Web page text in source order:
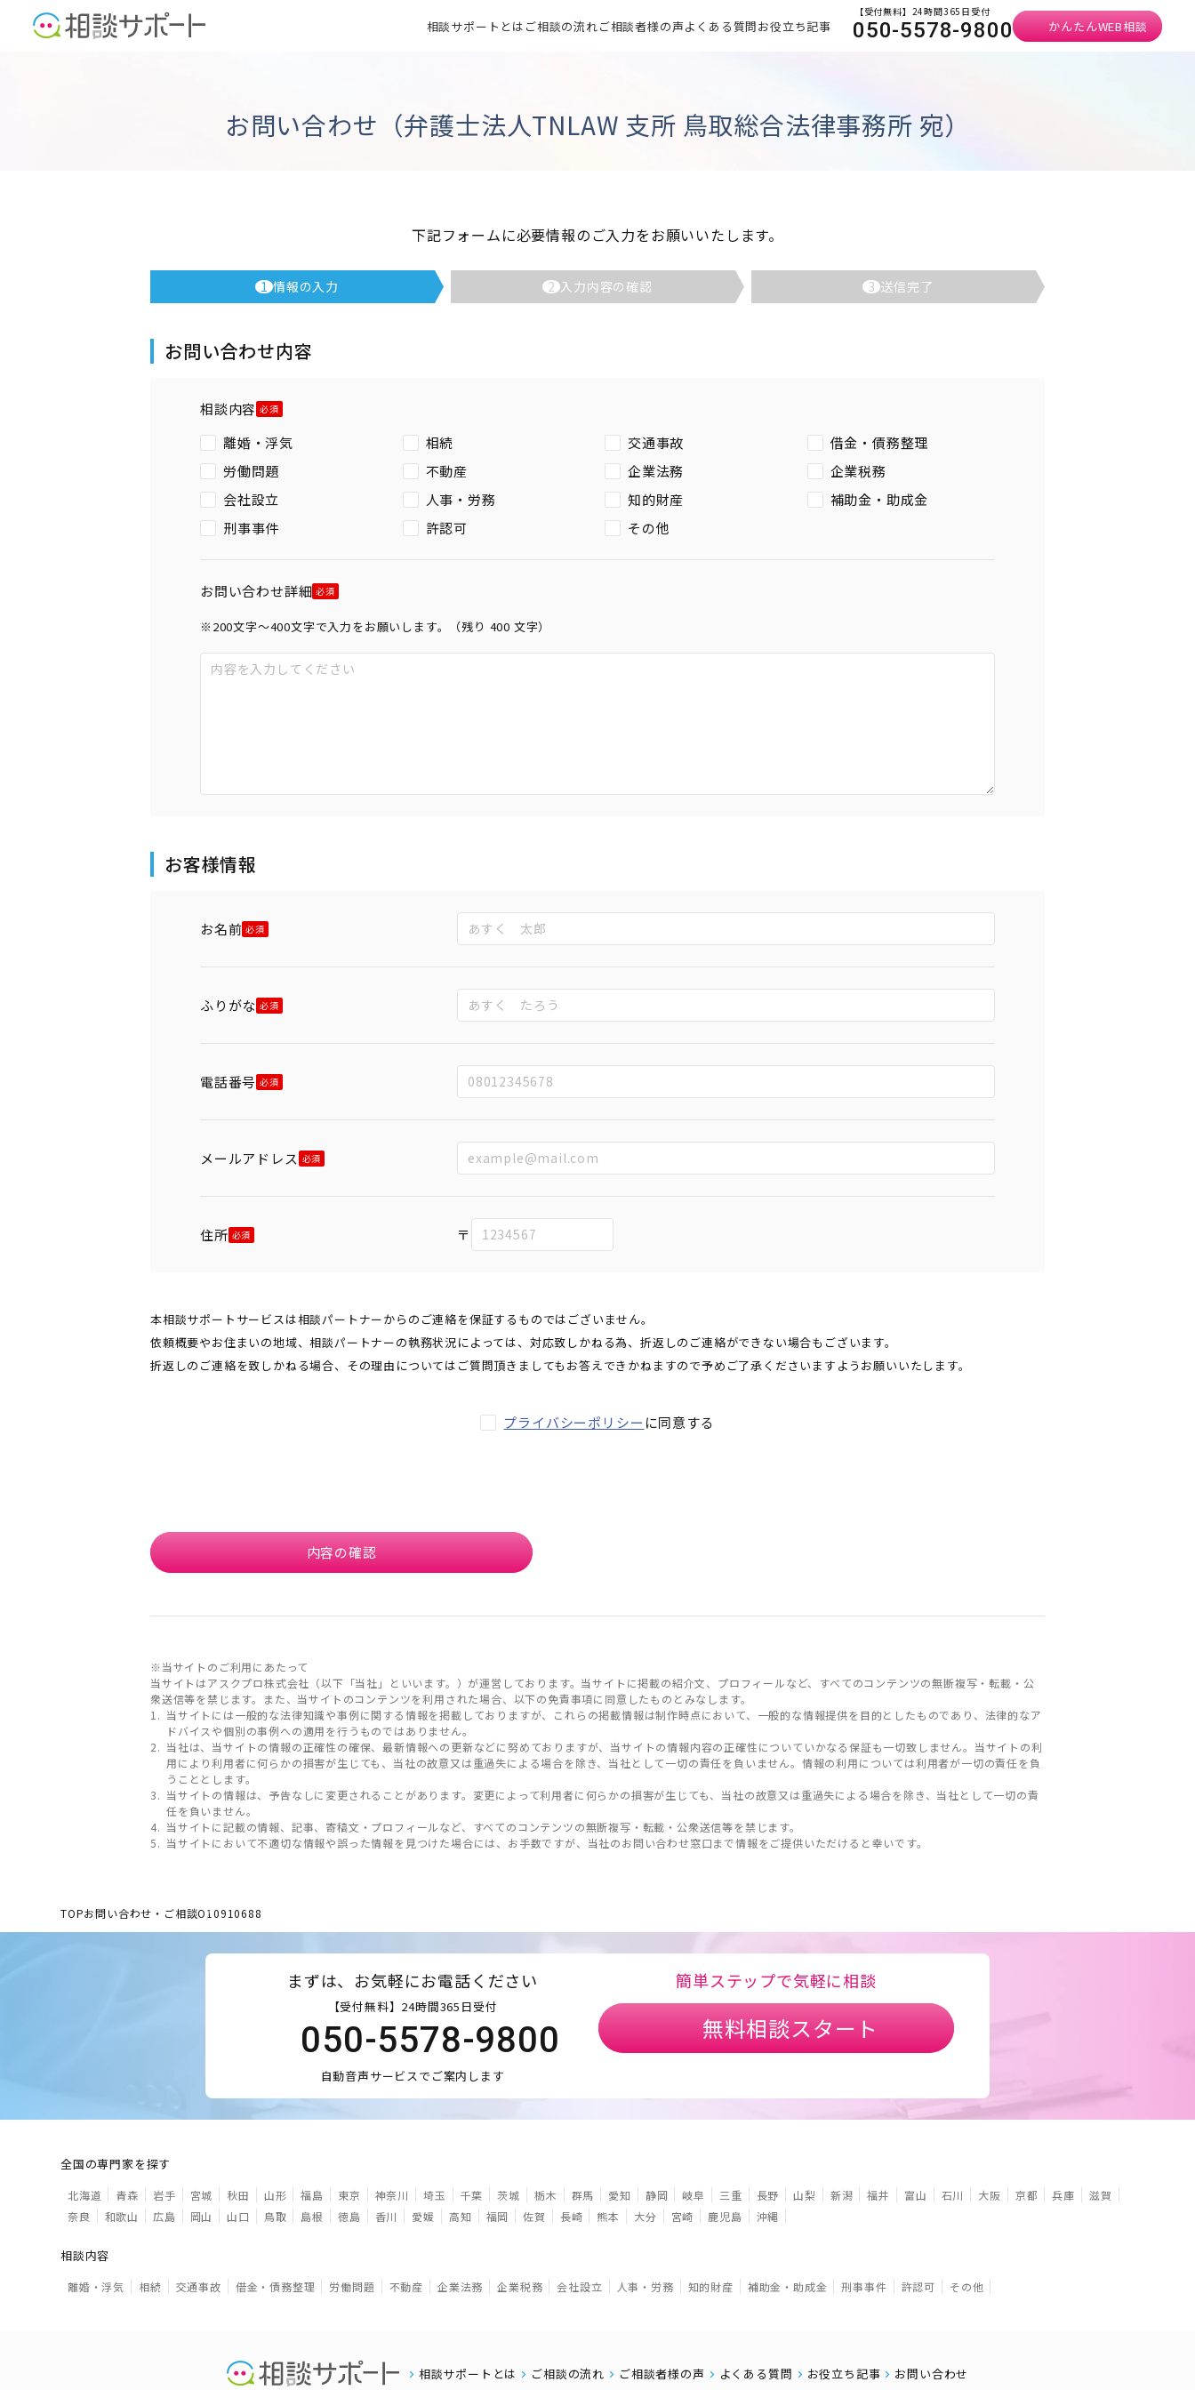
相談サポートとは ご相談の流れご相談者様の声よくある質問お役立ち記事
【受付無料】24時間365日受付
050-5578-9800 かんたんWEB相談
お問い合わせ（弁護士法人TNLAW 支所 鳥取総合法律事務所 宛）
下記フォームに必要情報のご入力をお願いいたします。
1 情報の入力 2 入力内容の確認 3 送信完了
お問い合わせ内容
相談内容
離婚・浮気
相続 交通事故
借金・債務整理
労働問題
不動産 企業法務
企業税務
会社設立
人事・労務 知的財産
補助金・助成金
刑事事件
許認可 その他
お問い合わせ詳細
※200文字〜400文字で入力をお願いします。（残り 400 文字）
お客様情報
お名前
ふりがな
電話番号
メールアドレス
住所 〒
本相談サポートサービスは相談パートナーからのご連絡を保証するものではございません。
依頼概要やお住まいの地域、相談パートナーの執務状況によっては、対応致しかねる為、折返しのご連絡ができない場合もございます。
折返しのご連絡を致しかねる場合、その理由についてはご質問頂きましてもお答えできかねますので予めご了承くださいますようお願いいたします。
プライバシーポリシー に同意する
内容の確認
※当サイトのご利用にあたって
当サイトはアスクプロ株式会社（以下「当社」といいます。）が運営しております。当サイトに掲載の紹介文、プロフィールなど、すべてのコンテンツの無断複写・転載・公
衆送信等を禁じます。また、当サイトのコンテンツを利用された場合、以下の免責事項に同意したものとみなします。
当サイトには一般的な法律知識や事例に関する情報を掲載しておりますが、これらの掲載情報は制作時点において、一般的な情報提供を目的としたものであり、法律的なア
ドバイスや個別の事例への適用を行うものではありません。
当社は、当サイトの情報の正確性の確保、最新情報への更新などに努めておりますが、当サイトの情報内容の正確性についていかなる保証も一切致しません。当サイトの利
用により利用者に何らかの損害が生じても、当社の故意又は重過失による場合を除き、当社として一切の責任を負いません。情報の利用については利用者が一切の責任を負
うこととします。
当サイトの情報は、予告なしに変更されることがあります。変更によって利用者に何らかの損害が生じても、当社の故意又は重過失による場合を除き、当社として一切の責
任を負いません。
当サイトに記載の情報、記事、寄稿文・プロフィールなど、すべてのコンテンツの無断複写・転載・公衆送信等を禁じます。
当サイトにおいて不適切な情報や誤った情報を見つけた場合には、お手数ですが、当社のお問い合わせ窓口まで情報をご提供いただけると幸いです。
TOPお問い合わせ・ご相談O10910688
まずは、お気軽にお電話ください
【受付無料】24時間365日受付
050-5578-9800
自動音声サービスでご案内します
簡単ステップで気軽に相談
無料相談スタート
全国の専門家を探す
北海道 青森 岩手 宮城 秋田 山形 福島 東京 神奈川 埼玉 千葉 茨城 栃木 群馬 愛知 静岡 岐阜 三重 長野 山梨 新潟 福井 富山 石川 大阪 京都 兵庫
滋賀
奈良
和歌山 広島 岡山 山口 鳥取 島根 徳島 香川 愛媛 高知 福岡 佐賀 長崎 熊本 大分 宮崎 鹿児島 沖縄
相談内容
離婚・浮気 相続 交通事故 借金・債務整理 労働問題 不動産 企業法務 企業税務 会社設立 人事・労務 知的財産 補助金・助成金 刑事事件 許認可 その他
相談サポートとは ご相談の流れ ご相談者様の声 よくある質問 お役立ち記事 お問い合わせ